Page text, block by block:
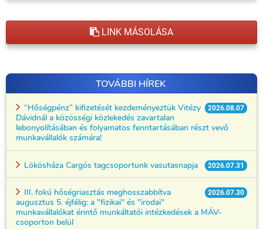
LINK MÁSOLÁSA
TOVÁBBI HÍREK
2026.08.07
“Hőségpénz” kifizetését kezdeményeztük Vitézy
Dávidnál a közösségi közlekedés zavartalan
lebonyolításában és folyamatos fenntartásában részt vevő
munkavállalók számára!
2026.07.31
Lökösháza Cargós tagcsoportunk vasutasnapja
2026.07.30
III. fokú hőségriasztás meghosszabbítva
augusztus 5. éjfélig: a "fizikai" és "irodai"
munkavállalókat érintő munkáltatói intézkedések a MÁV-
csoporton belül